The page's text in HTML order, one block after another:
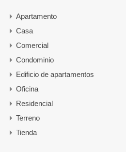
Apartamento
Casa
Comercial
Condominio
Edificio de apartamentos
Oficina
Residencial
Terreno
Tienda